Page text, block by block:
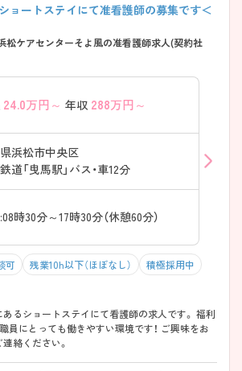
ショートステイにて准看護師の募集です＜
松ケアセンターそよ風の准看護師求人(契約社
24.0万円～ 年収 288万円～
浜松市中央区
道「曳馬駅」バス・車12分
時30分～17時30分（休憩60分）
可 残業10h以下（ほぼなし） 積極採用中
るショートステイにて看護師の求人です。 福利
員にとっても働きやすい環境です！ ご興味をお
絡ください。